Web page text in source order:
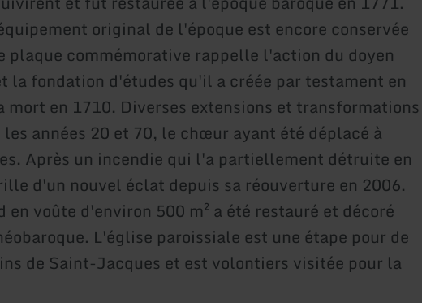
original de l'époque est encore conservée
plaque commémorative rappelle l'action du doyen
la fondation d'études qu'il a créée par testament en
mort en 1710. Diverses extensions et transformations
années 20 et 70, le chœur ayant été déplacé à
Après un incendie qui l'a partiellement détruite en
d'un nouvel éclat depuis sa réouverture en 2006.
en voûte d'environ 500 m² a été restauré et décoré
L'église paroissiale est une étape pour de
de Saint-Jacques et est volontiers visitée pour la